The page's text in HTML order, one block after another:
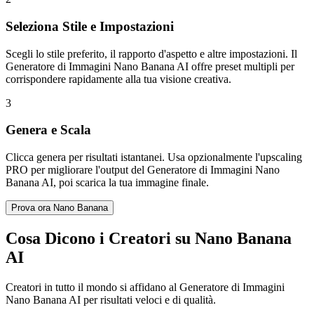
Seleziona Stile e Impostazioni
Scegli lo stile preferito, il rapporto d'aspetto e altre impostazioni. Il
Generatore di Immagini Nano Banana AI offre preset multipli per
corrispondere rapidamente alla tua visione creativa.
3
Genera e Scala
Clicca genera per risultati istantanei. Usa opzionalmente l'upscaling
PRO per migliorare l'output del Generatore di Immagini Nano
Banana AI, poi scarica la tua immagine finale.
Prova ora Nano Banana
Cosa Dicono i Creatori su Nano Banana
AI
Creatori in tutto il mondo si affidano al Generatore di Immagini
Nano Banana AI per risultati veloci e di qualità.